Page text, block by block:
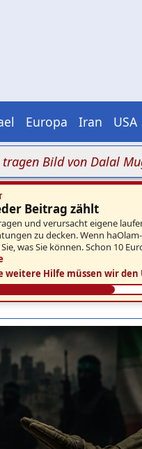
Europa Iran USA
von Dalal Mughrabi
Beitrag zählt
und verursacht eigene
zu decken. Wenn
was Sie können. Schon 10
weitere Hilfe müssen wir